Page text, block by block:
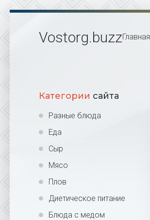
Vostorg.buzzГлавная
Категории сайта
Разные блюда
Еда
Сыр
Мясо
Плов
Диетическое питание
Блюда с медом